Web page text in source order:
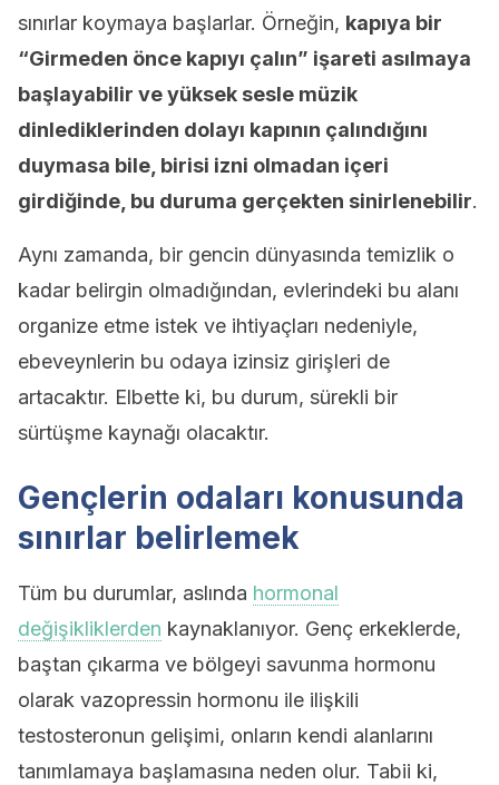
sınırlar koymaya başlarlar. Örneğin, kapıya bir
“Girmeden önce kapıyı çalın” işareti asılmaya
başlayabilir ve yüksek sesle müzik
dinlediklerinden dolayı kapının çalındığını
duymasa bile, birisi izni olmadan içeri
girdiğinde, bu duruma gerçekten sinirlenebilir.
Aynı zamanda, bir gencin dünyasında temizlik o
kadar belirgin olmadığından, evlerindeki bu alanı
organize etme istek ve ihtiyaçları nedeniyle,
ebeveynlerin bu odaya izinsiz girişleri de
artacaktır. Elbette ki, bu durum, sürekli bir
sürtüşme kaynağı olacaktır.
Gençlerin odaları konusunda
sınırlar belirlemek
Tüm bu durumlar, aslında hormonal
değişikliklerden kaynaklanıyor. Genç erkeklerde,
baştan çıkarma ve bölgeyi savunma hormonu
olarak vazopressin hormonu ile ilişkili
testosteronun gelişimi, onların kendi alanlarını
tanımlamaya başlamasına neden olur. Tabii ki,